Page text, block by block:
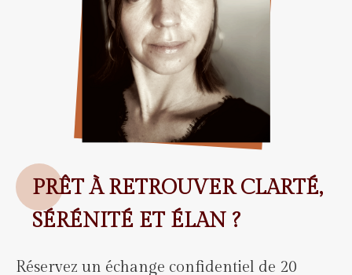
PRÊT À RETROUVER CLARTÉ,
SÉRÉNITÉ ET ÉLAN ?
Réservez un échange confidentiel de 20